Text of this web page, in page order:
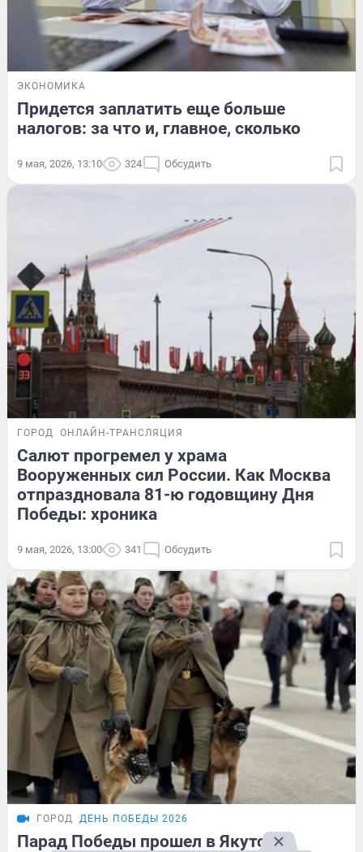
ЭКОНОМИКА
Придется заплатить еще больше
налогов: за что и, главное, сколько
9 мая, 2026, 13:10 324 Обсудить
ГОРОД ОНЛАЙН-ТРАНСЛЯЦИЯ
Салют прогремел у храма
Вооруженных сил России. Как Москва
отпраздновала 81-ю годовщину Дня
Победы: хроника
9 мая, 2026, 13:00 341 Обсудить
ГОРОД ДЕНЬ ПОБЕДЫ 2026
Парад Победы прошел в Якутске.